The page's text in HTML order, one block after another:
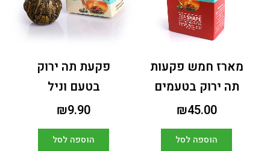
מארז חמש פקעות
תה ירוק בטעמים
₪45.00
הוספה לסל
פקעת תה ירוק
בטעם וניל
₪9.90
הוספה לסל